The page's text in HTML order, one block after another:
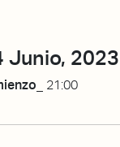
Junio, 2023
21:00